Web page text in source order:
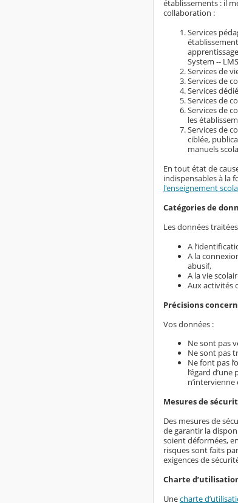
établissements : il
collaboration :
Services
System --
Services de
Services de
Services
Services de
Services de
les
Services de
ciblée,
manuels
En tout état de
indispensables à la
l'enseignement
Catégories de
Les données
A
A la
abusif,
A la vie
Aux activités
Précisions
Vos données :
Ne sont pas
Ne sont pas
Ne font pas
l’égard
n’intervienne
Mesures de
Des mesures de
de garantir la
soient déformées,
risques sont faits
exigences de
Charte
Unecharte